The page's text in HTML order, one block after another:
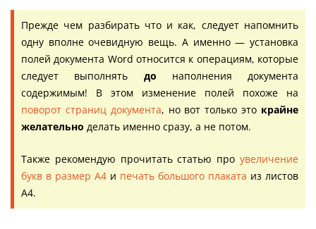
Прежде чем разбирать что и как, следует напомнить
одну вполне очевидную вещь. А именно — установка
полей документа Word относится к операциям, которые
следует выполнять до наполнения документа
содержимым! В этом изменение полей похоже на
поворот страниц документа, но вот только это крайне
желательно делать именно сразу, а не потом.
Также рекомендую прочитать статью про увеличение
букв в размер А4 и печать большого плаката из листов
А4.